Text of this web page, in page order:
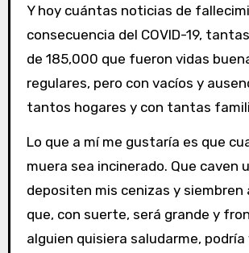
Y hoy cuántas noticias de
consecuencia del COVID-19,
de 185,000 que fueron vidas
regulares, pero con vacíos y
tantos hogares y con tantas
Lo que a mí me gustaría es que
muera sea incinerado. Que caven
depositen mis cenizas y siembren
que, con suerte, será grande y
alguien quisiera saludarme,